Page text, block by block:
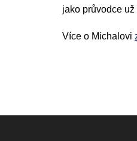
jako průvodce
Více o Michalovi